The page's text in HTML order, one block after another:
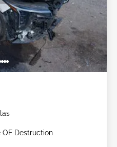
OF Destruction